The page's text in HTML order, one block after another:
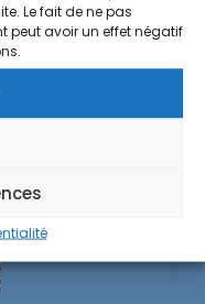
Le fait de ne pas
peut avoir un effet négatif